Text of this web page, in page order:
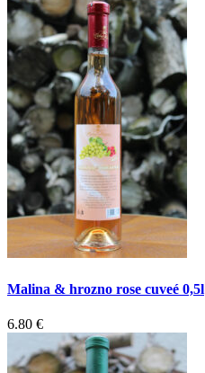
Malina & hrozno rose cuveé 0,5l
6.80 €